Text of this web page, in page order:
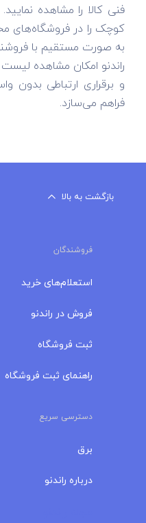
فنی کالا را مشاهده
کوچک را در فروشگاه‌های
به صورت مستقیم با فروشنده
راندنو امکان مشاهده
و برقراری ارتباطی بدون
فراهم می‌سازد.
بازگشت به بالا
فروشندگان
استعلام‌های خرید
فروش در راندنو
ثبت فروشگاه
راهنمای ثبت فروشگاه
دسترسی سریع
برق
درباره‌ راندنو